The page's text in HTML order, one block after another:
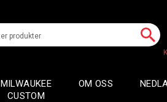
MILWAUKEE
CUSTOM
OM OSS